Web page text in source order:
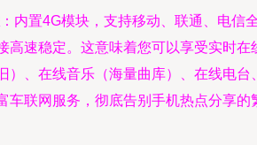
：内置4G模块，支持移动、联通、电信
高速稳定。这意味着您可以享受实时在
）、在线音乐（海量曲库）、在线电台
车联网服务，彻底告别手机热点分享的